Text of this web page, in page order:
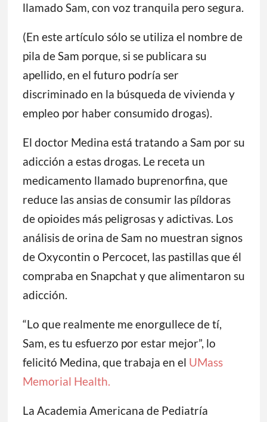
llamado Sam, con voz tranquila pero segura.
(En este artículo sólo se utiliza el nombre de
pila de Sam porque, si se publicara su
apellido, en el futuro podría ser
discriminado en la búsqueda de vivienda y
empleo por haber consumido drogas).
El doctor Medina está tratando a Sam por su
adicción a estas drogas. Le receta un
medicamento llamado buprenorfina, que
reduce las ansias de consumir las píldoras
de opioides más peligrosas y adictivas. Los
análisis de orina de Sam no muestran signos
de Oxycontin o Percocet, las pastillas que él
compraba en Snapchat y que alimentaron su
adicción.
“Lo que realmente me enorgullece de tí,
Sam, es tu esfuerzo por estar mejor”, lo
felicitó Medina, que trabaja en el UMass
Memorial Health.
La Academia Americana de Pediatría